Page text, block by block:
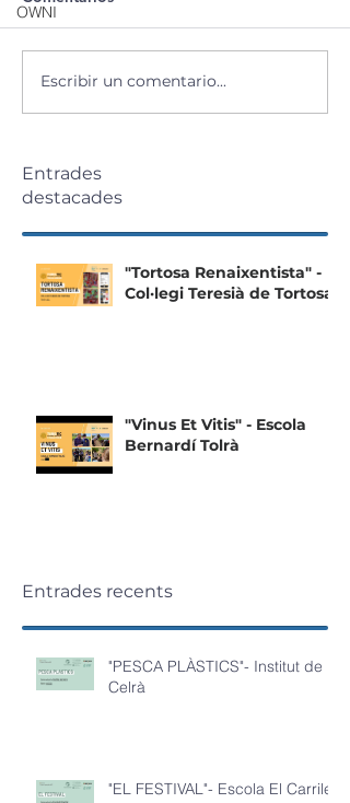
OWNI
Escribir un comentario...
Entrades
destacades
"Tortosa Renaixentista" -
Col·legi Teresià de Tortosa
"Vinus Et Vitis" - Escola
Bernardí Tolrà
Entrades recents
"PESCA PLÀSTICS"- Institut de
Celrà
"EL FESTIVAL"- Escola El Carrilet